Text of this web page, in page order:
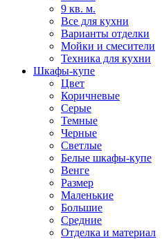
9 кв. м.
Все для кухни
Варианты отделки
Мойки и смесители
Техника для кухни
Шкафы-купе
Цвет
Коричневые
Серые
Темные
Черные
Светлые
Белые шкафы-купе
Венге
Размер
Маленькие
Большие
Средние
Отделка и материал